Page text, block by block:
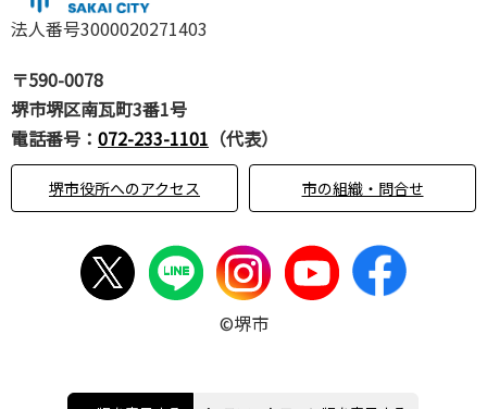
法人番号3000020271403
〒590-0078
堺市堺区南瓦町3番1号
電話番号： 072-233-1101 （代表）
堺市役所へのアクセス 市の組織・問合せ
©堺市